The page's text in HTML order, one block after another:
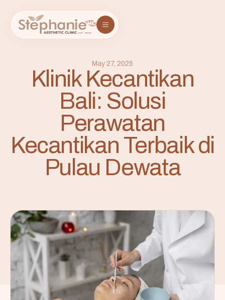
May 27, 2025
Klinik Kecantikan
Bali: Solusi
Perawatan
Kecantikan Terbaik di
Pulau Dewata